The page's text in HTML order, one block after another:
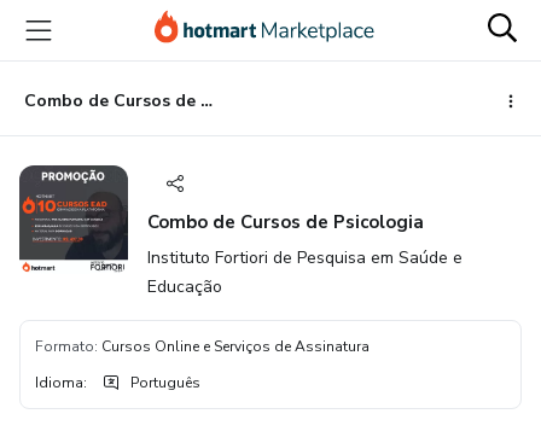
para
conteúdo
principal
para
pagamento
para
rodapé
Combo de Cursos de Psicologia
Combo de Cursos de Psicologia
Instituto Fortiori de Pesquisa em Saúde e
Educação
Formato: Cursos Online e Serviços de Assinatura
Idioma: Português